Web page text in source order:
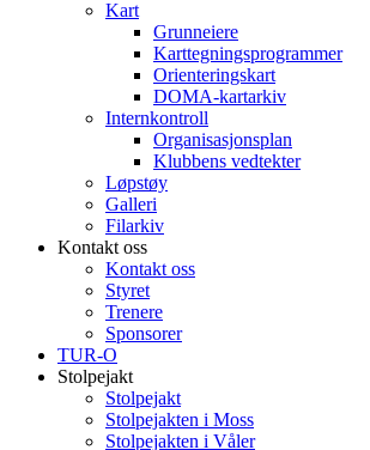
Kart
Grunneiere
Karttegningsprogrammer
Orienteringskart
DOMA-kartarkiv
Internkontroll
Organisasjonsplan
Klubbens vedtekter
Løpstøy
Galleri
Filarkiv
Kontakt oss
Kontakt oss
Styret
Trenere
Sponsorer
TUR-O
Stolpejakt
Stolpejakt
Stolpejakten i Moss
Stolpejakten i Våler